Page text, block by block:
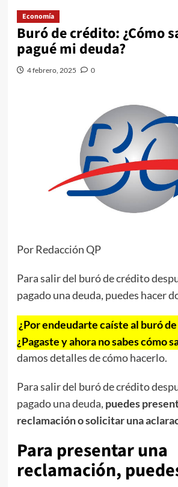
Economía
Buró de crédito: ¿Cómo
pagué mi deuda?
4 febrero, 2025 0
Por Redacción QP
Para salir del buró de crédito
pagado una deuda, puedes hacer
¿Por endeudarte caíste al buró
¿Pagaste y ahora no sabes cómo
damos detalles de cómo hacerlo.
Para salir del buró de crédito
pagado una deuda, puedes
reclamación o solicitar una
Para presentar una
reclamación,